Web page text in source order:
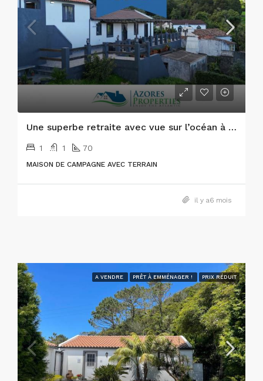
Une superbe retraite avec vue sur l’océan à Praia do Almoxarife, sur l’île de Faial
1 1 70
MAISON DE CAMPAGNE AVEC TERRAIN
il y a6 mois
A VENDRE PRÊT À EMMÉNAGER ! PRIX RÉDUIT